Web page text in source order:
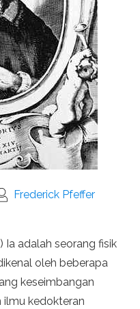
Frederick Pfeffer
Ia adalah seorang fisik
oleh beberapa
keseimbangan
ilmu kedokteran